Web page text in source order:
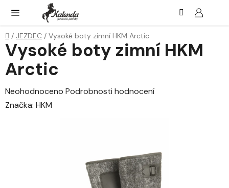
obsah
Domů
/ JEZDEC / Vysoké boty zimní HKM Arctic
Vysoké boty zimní HKM
Arctic
Průměrné
hodnocení
Neohodnoceno Podrobnosti hodnocení
Značka: HKM